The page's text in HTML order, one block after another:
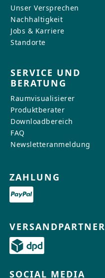
Unser Versprechen
Nachhaltigkeit
Jobs & Karriere
Standorte
SERVICE UND
BERATUNG
Raumvisualisierer
Produktberater
Downloadbereich
FAQ
Newsletteranmeldung
ZAHLUNG
VERSANDPARTNER
SOCIAL MEDIA